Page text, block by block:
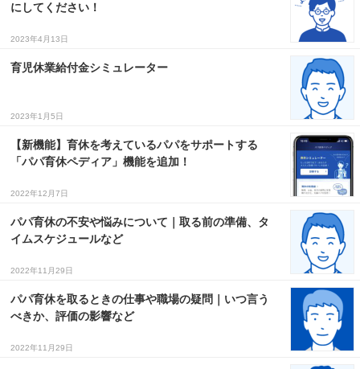
２歳児
にしてください！
2023年4月13日
育児休業給付金シミュレーター
2023年1月5日
【新機能】育休を考えているパパをサポートする
「パパ育休ペディア」機能を追加！
2022年12月7日
パパ育休の不安や悩みについて｜取る前の準備、タ
イムスケジュールなど
2022年11月29日
パパ育休を取るときの仕事や職場の疑問｜いつ言う
べきか、評価の影響など
2022年11月29日